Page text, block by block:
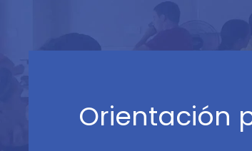
Orientación